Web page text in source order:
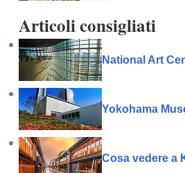
Articoli consigliati
National Art
Yokohama
Cosa vedere a